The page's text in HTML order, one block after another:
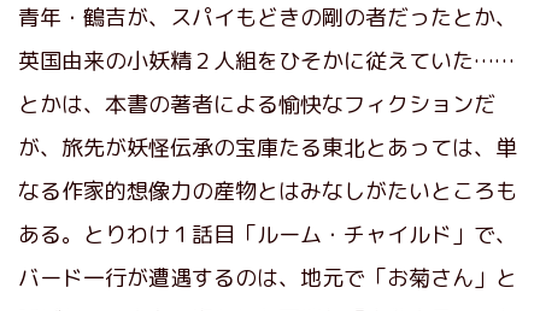
青年・鶴吉が、スパイもどきの剛の者だったとか、
英国由来の小妖精２人組をひそかに従えていた……
とかは、本書の著者による愉快なフィクションだ
が、旅先が妖怪伝承の宝庫たる東北とあっては、単
なる作家的想像力の産物とはみなしがたいところも
ある。とりわけ１話目「ルーム・チャイルド」で、
バード一行が遭遇するのは、地元で「お菊さん」と